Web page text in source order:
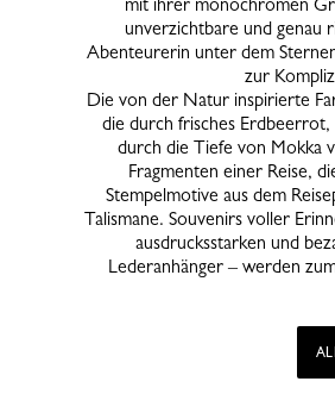
unverzichtbare und genau
Abenteurerin unter dem
zur
Die von der Natur inspirierte
die durch frisches Erdbeerrot,
durch die Tiefe von Mokka
Fragmenten einer Reise,
Stempelmotive aus dem
Talismane. Souvenirs voller
ausdrucksstarken und
Lederanhänger – werden